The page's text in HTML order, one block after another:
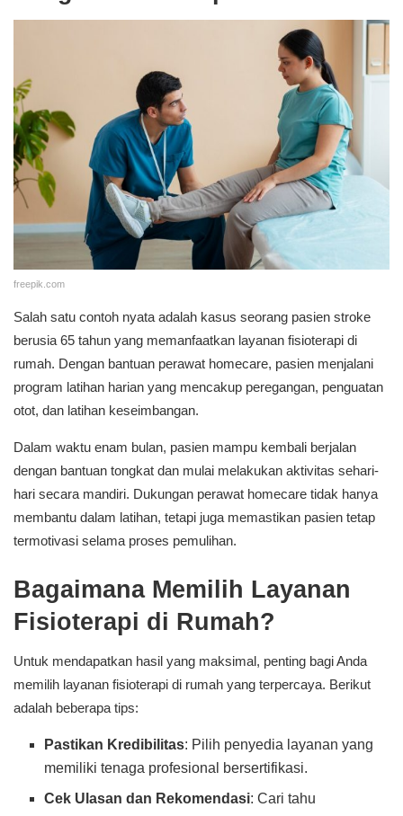
freepik.com
Salah satu contoh nyata adalah kasus seorang pasien stroke
berusia 65 tahun yang memanfaatkan layanan fisioterapi di
rumah. Dengan bantuan perawat homecare, pasien menjalani
program latihan harian yang mencakup peregangan, penguatan
otot, dan latihan keseimbangan.
Dalam waktu enam bulan, pasien mampu kembali berjalan
dengan bantuan tongkat dan mulai melakukan aktivitas sehari-
hari secara mandiri. Dukungan perawat homecare tidak hanya
membantu dalam latihan, tetapi juga memastikan pasien tetap
termotivasi selama proses pemulihan.
Bagaimana Memilih Layanan
Fisioterapi di Rumah?
Untuk mendapatkan hasil yang maksimal, penting bagi Anda
memilih layanan fisioterapi di rumah yang terpercaya. Berikut
adalah beberapa tips:
Pastikan Kredibilitas: Pilih penyedia layanan yang
memiliki tenaga profesional bersertifikasi.
Cek Ulasan dan Rekomendasi: Cari tahu